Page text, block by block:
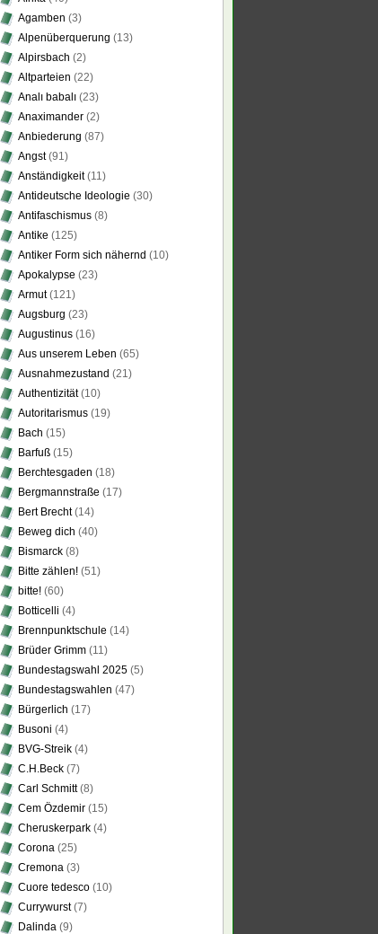
Agamben (3)
Alpenüberquerung (13)
Alpirsbach (2)
Altparteien (22)
Analı babalı (23)
Anaximander (2)
Anbiederung (87)
Angst(91)
Anständigkeit(11)
Antideutsche Ideologie (30)
Antifaschismus (8)
Antike (125)
Antiker Form sich nähernd (10)
Apokalypse (23)
Armut(121)
Augsburg (23)
Augustinus (16)
Aus unserem Leben (65)
Ausnahmezustand (21)
Authentizität(10)
Autoritarismus (19)
Bach (15)
Barfuß (15)
Berchtesgaden (18)
Bergmannstraße (17)
Bert Brecht(14)
Beweg dich (40)
Bismarck (8)
Bitte zählen! (51)
bitte! (60)
Botticelli (4)
Brennpunktschule (14)
Brüder Grimm (11)
Bundestagswahl 2025 (5)
Bundestagswahlen (47)
Bürgerlich (17)
Busoni (4)
BVG-Streik (4)
C.H.Beck (7)
Carl Schmitt(8)
Cem Özdemir (15)
Cheruskerpark (4)
Corona (25)
Cremona (3)
Cuore tedesco (10)
Currywurst(7)
Dalinda (9)